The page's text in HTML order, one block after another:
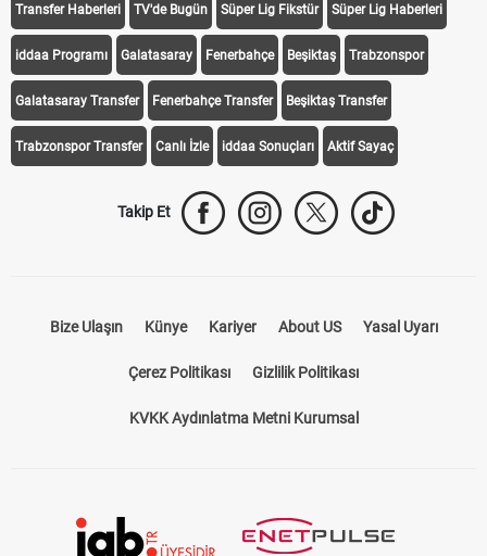
Transfer Haberleri TV'de Bugün Süper Lig Fikstür Süper Lig Haberleri
iddaa Programı Galatasaray Fenerbahçe Beşiktaş Trabzonspor
Galatasaray Transfer Fenerbahçe Transfer Beşiktaş Transfer
Trabzonspor Transfer Canlı İzle iddaa Sonuçları Aktif Sayaç
Takip Et
Bize Ulaşın Künye Kariyer About US Yasal Uyarı
Çerez Politikası Gizlilik Politikası
KVKK Aydınlatma Metni Kurumsal